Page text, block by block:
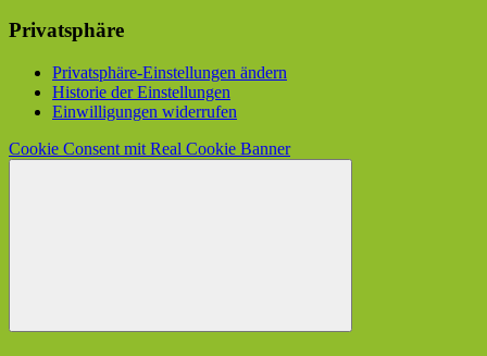
Privatsphäre
Privatsphäre-Einstellungen ändern
Historie der Einstellungen
Einwilligungen widerrufen
Cookie Consent mit Real Cookie Banner